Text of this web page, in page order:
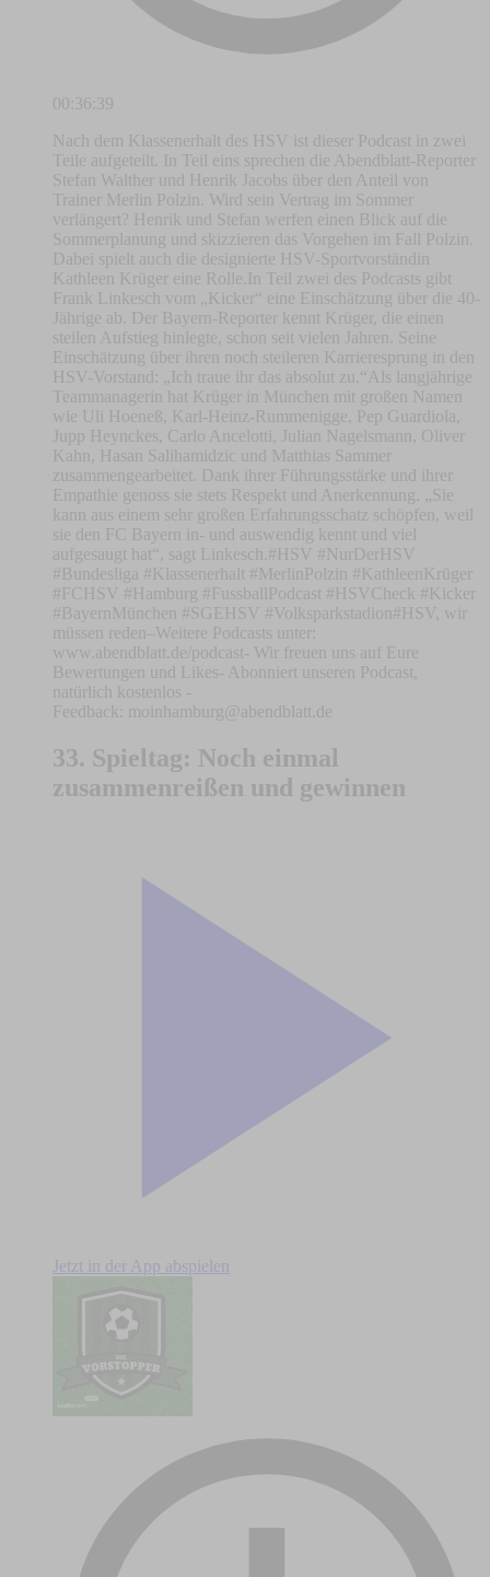
00:36:39
Nach dem Klassenerhalt des HSV ist dieser Podcast in zwei
Teile aufgeteilt. In Teil eins sprechen die Abendblatt-Reporter
Stefan Walther und Henrik Jacobs über den Anteil von
Trainer Merlin Polzin. Wird sein Vertrag im Sommer
verlängert? Henrik und Stefan werfen einen Blick auf die
Sommerplanung und skizzieren das Vorgehen im Fall Polzin.
Dabei spielt auch die designierte HSV-Sportvorständin
Kathleen Krüger eine Rolle.In Teil zwei des Podcasts gibt
Frank Linkesch vom „Kicker“ eine Einschätzung über die 40-
Jährige ab. Der Bayern-Reporter kennt Krüger, die einen
steilen Aufstieg hinlegte, schon seit vielen Jahren. Seine
Einschätzung über ihren noch steileren Karrieresprung in den
HSV-Vorstand: „Ich traue ihr das absolut zu.“Als langjährige
Teammanagerin hat Krüger in München mit großen Namen
wie Uli Hoeneß, Karl-Heinz-Rummenigge, Pep Guardiola,
Jupp Heynckes, Carlo Ancelotti, Julian Nagelsmann, Oliver
Kahn, Hasan Salihamidzic und Matthias Sammer
zusammengearbeitet. Dank ihrer Führungsstärke und ihrer
Empathie genoss sie stets Respekt und Anerkennung. „Sie
kann aus einem sehr großen Erfahrungsschatz schöpfen, weil
sie den FC Bayern in- und auswendig kennt und viel
aufgesaugt hat“, sagt Linkesch.#HSV #NurDerHSV
#Bundesliga #Klassenerhalt #MerlinPolzin #KathleenKrüger
#FCHSV #Hamburg #FussballPodcast #HSVCheck #Kicker
#BayernMünchen #SGEHSV #Volksparkstadion#HSV, wir
müssen reden–Weitere Podcasts unter:
www.abendblatt.de/podcast- Wir freuen uns auf Eure
Bewertungen und Likes- Abonniert unseren Podcast,
natürlich kostenlos -
Feedback:
moinhamburg@abendblatt.de
33. Spieltag: Noch einmal
zusammenreißen und gewinnen
Jetzt in der App abspielen